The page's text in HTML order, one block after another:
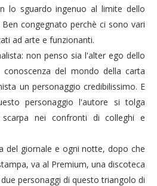
lo sguardo ingenuo al limite dello
congegnato perchè ci sono vari
ad arte e funzionanti.
non penso sia l'alter ego dello
del mondo della carta
un personaggio credibilissimo. E
personaggio l'autore si tolga
scarpa nei confronti di colleghi e
del giornale e ogni notte, dopo che
va al Premium, una discoteca
personaggi di questo triangolo di